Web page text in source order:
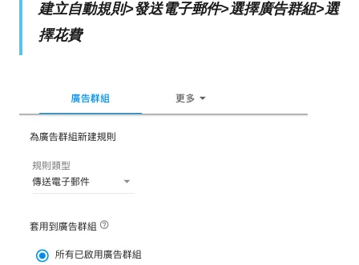
建立自動規則>發送電子郵件>選擇廣告群組>選
擇花費